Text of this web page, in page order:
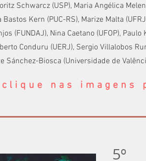
Schwarcz (USP), Maria Angélica
Bastos Kern (PUC-RS), Marize Malta
(FUNDAJ), Nina Caetano (UFOP),
Conduru (UERJ), Sergio Villalobos
Sánchez-Biosca (Universidade de
clique nas imagens
5º